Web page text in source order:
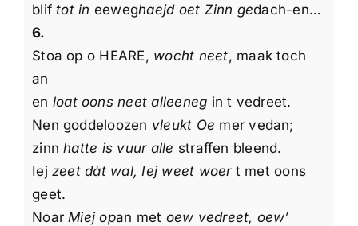
bliftot in eeweghaejd oet Zinn gedach-en…
6.
Stoa op o HEARE, wocht neet, maak toch
an
en loat oons neet alleeneg in t vedreet.
Nen goddeloozen vleukt Oe mer vedan;
zinnhatte is vuur alle straffen bleend.
Iejzeet dàt wal, Iej weet woert met oons
geet.
Noar Miej opan met oew vedreet, oew’